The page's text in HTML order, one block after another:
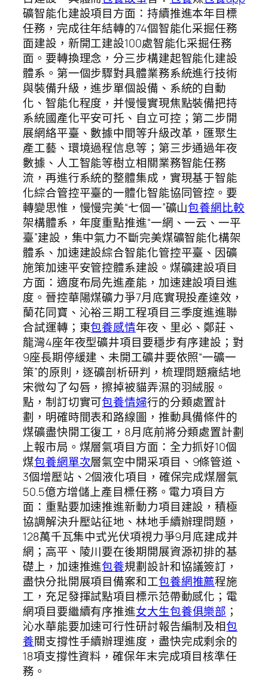
礦智能化建設項目方面：持續推進本年目標
任務，完成往年結轉的74個智能化采掘任務
面建設，新開工建設100處智能化采掘任務
面。要轉換理念，分三步構建起智能化建設
體系。第一個步驟對具體業務系統進行技術
與裝備升級，進步單個設備、系統的自動
化、智能化程度，并慢慢實現焦點裝備把持
系統國產化平安可托、自立可控；第二步開
展網絡平臺、數據中間等升級改革，匯聚生
產工藝、環境過程信息等；第三步通過年夜
數據、人工智能等樹立相關業務智能任務
流，再進行系統的整體集成，實現基于智能
化綜合管控平臺的一體化智能協同管控。要
轉變思惟，慢慢完美“七個一”礦山包養網比較
架構體系，年度重點推進“一網、一云、一平
臺”建設，集中氣力不斷完美煤礦智能化構架
體系、加速建設綜合智能化管控平臺、因礦
施策加速平安管控體系建設。煤礦建設項目
方面：適度布局先進產能，加速建設項目進
度。晉控華陽煤礦力爭7月底實現投產達效，
蘭花同寶、沁裕三期工程項目三季度進進聯
合試運轉；東包養感情年夜、里必、鄭莊、
龍灣4座年夜型礦井項目要穩步有序建設；對
9座長期停緩建、未開工礦井要依照“一礦一
策”的原則，逐礦剖析研判，梳理問題癥結地
宋微勾了勾唇，擦掉被貓弄濕的羽絨服。
點，制訂切實可包養情婦行的分類處置計
劃，明確時間表和路線圖，推動具備條件的
煤礦盡快開工復工，8月底前將分類處置計劃
上報市局。煤層氣項目方面：全力抓好10個
煤包養網單次層氣空中開采項目、9條管道、
3個增壓站、2個液化項目，確保完成煤層氣
50.5億方增儲上產目標任務。電力項目方
面：重點要加速推進新動力項目建設，積極
協調解決升壓站征地、林地手續辦理問題，
128萬千瓦集中式光伏項視力爭9月底建成并
網；高平、陵川要在後期開展資源初排的基
礎上，加速推進包養規劃設計和協議簽訂，
盡快分批開展項目備案和工包養網推薦程施
工，充足發揮試點項目標示范帶動感化；電
網項目要繼續有序推進女大生包養俱樂部 ；
沁水華能要加速可行性研討報告編制及相包
養關支撐性手續辦理進度，盡快完成剩余的
18項支撐性資料，確保年末完成項目核準任
務。